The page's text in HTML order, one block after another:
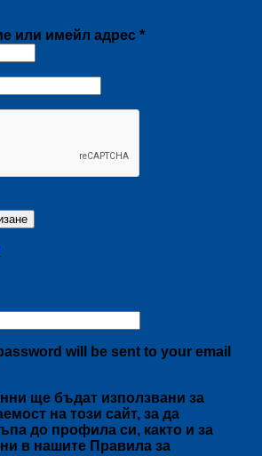
или имейл адрес *Задължително
will be sent to your email
ще бъдат използвани за
на този сайт, за да
до профила си, както и за
в нашите Правила за